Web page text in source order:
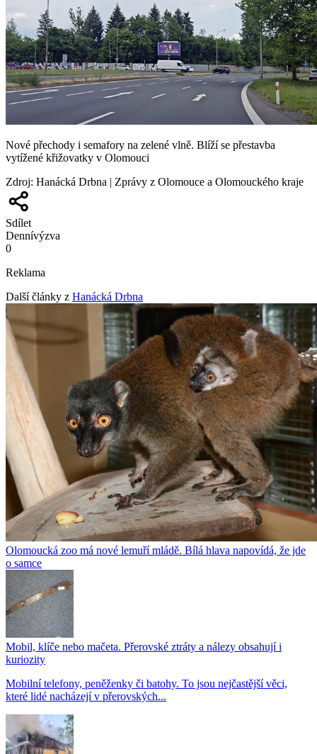
Nové přechody i semafory na zelené vlně. Blíží se přestavba
vytížené křižovatky v Olomouci
Zdroj: Hanácká Drbna | Zprávy z Olomouce a Olomouckého kraje
Sdílet
Dennívýzva
0
Reklama
Další články z Hanácká Drbna
Olomoucká zoo má nové lemuří mládě. Bílá hlava napovídá, že jde
o samce
Mobil, klíče nebo mačeta. Přerovské ztráty a nálezy obsahují i
kuriozity
Mobilní telefony, peněženky či batohy. To jsou nejčastější věci,
které lidé nacházejí v přerovských...